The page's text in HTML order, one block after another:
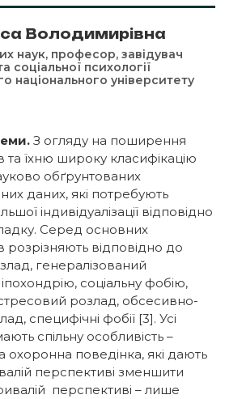
Володимирівна
наук, професор, завідувач
соціальної психології
національного університету
З огляду на поширення
та їхню широку класифікацію
обґрунтованих
даних, які потребують
індивідуалізації відповідно
Серед основних
відповідно до
генералізований
соціальну фобію,
розлад, обсесивно-
специфічні фобії [3]. Усі
спільну особливість –
охоронна поведінка, які дають
перспективі зменшити
перспективі – лише